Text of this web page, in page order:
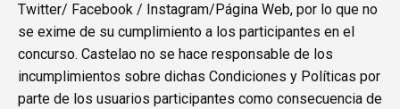
Twitter/ Facebook / Instagram/Página Web, por lo que no
se exime de su cumplimiento a los participantes en el
concurso. Castelao no se hace responsable de los
incumplimientos sobre dichas Condiciones y Políticas por
parte de los usuarios participantes como consecuencia de